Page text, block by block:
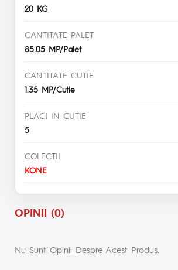
20 KG
CANTITATE PALET
85.05 MP/Palet
CANTITATE CUTIE
1.35 MP/Cutie
PLACI IN CUTIE
5
COLECTII
KONE
OPINII (0)
Nu Sunt Opinii Despre Acest Produs.